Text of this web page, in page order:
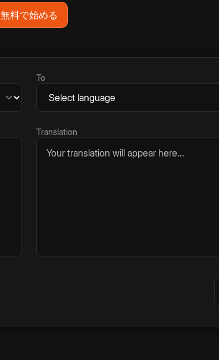
無料で始める
To
Translation
Your translation will appear here...